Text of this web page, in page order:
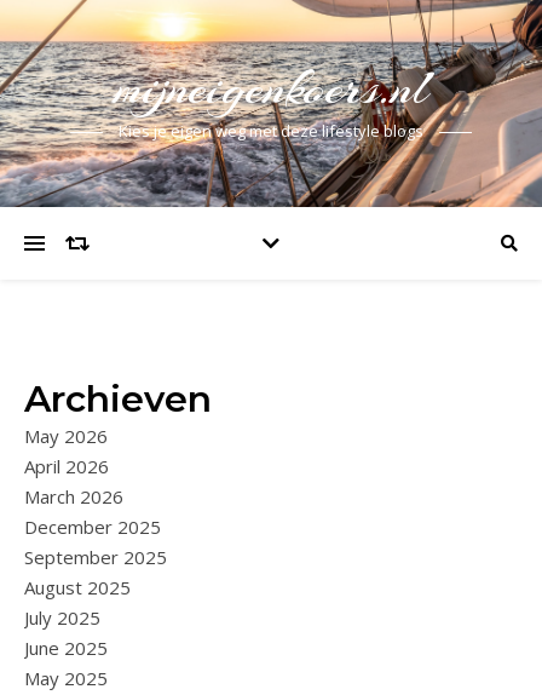
mijneigenkoers.nl
Kies je eigen weg met deze lifestyle blogs
Archieven
May 2026
April 2026
March 2026
December 2025
September 2025
August 2025
July 2025
June 2025
May 2025